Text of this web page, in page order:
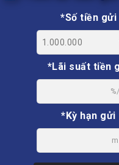
*Số tiền gửi
*Lãi suất tiền
*Kỳ hạn gửi